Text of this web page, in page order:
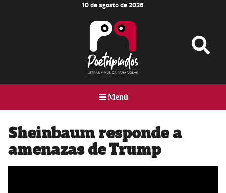
10 de agosto de 2026
MÚSICA
PARA
Menú
Sheinbaum responde a
amenazas de Trump